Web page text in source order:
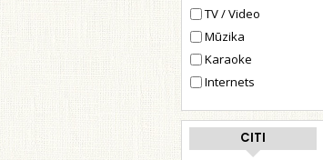
TV / Video
Mūzika
Karaoke
Internets
CITI